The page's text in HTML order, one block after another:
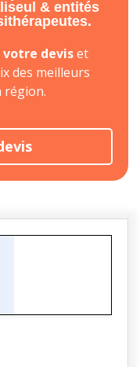
& entités
deviset
des meilleurs
région.